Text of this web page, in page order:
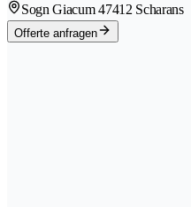
Sogn Giacum 47412 Scharans
Offerte anfragen